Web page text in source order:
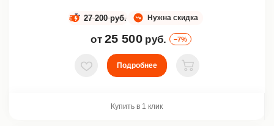
Нужна скидка
27 200 руб.
от 25 500 руб. –7%
В избранное
Подробнее
В корзину
Купить в 1 клик